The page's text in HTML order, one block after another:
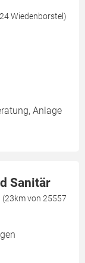
Wiedenborstel)
Anlage
Sanitär
von 25557